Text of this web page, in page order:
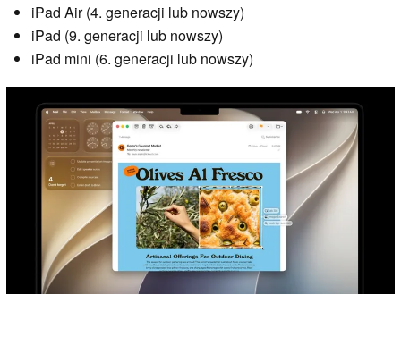
iPad Air (4. generacji lub nowszy)
iPad (9. generacji lub nowszy)
iPad mini (6. generacji lub nowszy)